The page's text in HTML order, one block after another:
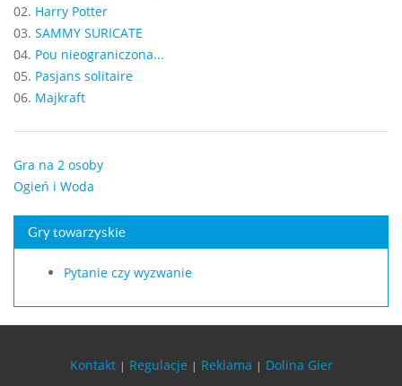
02. Harry Potter
03. SAMMY SURICATE
04. Pou nieograniczona...
05. Pasjans solitaire
06. Majkraft
Gra na 2 osoby
Ogień i Woda
Gry towarzyskie
Pytanie czy wyzwanie
Kontakt | Regulacje | Reklama | Dolina Gier